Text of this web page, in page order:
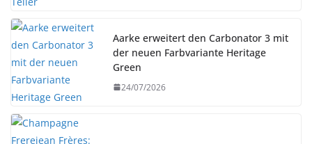
Aarke erweitert den Carbonator 3 mit
der neuen Farbvariante Heritage
Green
24/07/2026